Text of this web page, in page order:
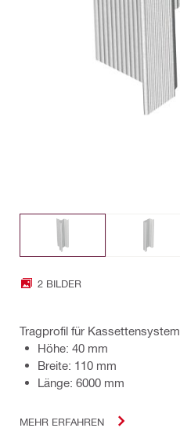
2 BILDER
Tragprofil für Kassettensystem
Höhe: 40 mm
Breite: 110 mm
Länge: 6000 mm
MEHR ERFAHREN